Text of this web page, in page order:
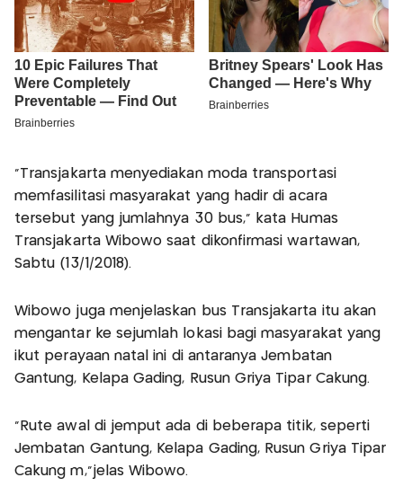
“Transjakarta menyediakan moda transportasi
memfasilitasi masyarakat yang hadir di acara
tersebut yang jumlahnya 30 bus,” kata Humas
Transjakarta Wibowo saat dikonfirmasi wartawan,
Sabtu (13/1/2018).
Wibowo juga menjelaskan bus Transjakarta itu akan
mengantar ke sejumlah lokasi bagi masyarakat yang
ikut perayaan natal ini di antaranya Jembatan
Gantung, Kelapa Gading, Rusun Griya Tipar Cakung.
“Rute awal di jemput ada di beberapa titik, seperti
Jembatan Gantung, Kelapa Gading, Rusun Griya Tipar
Cakung m,”jelas Wibowo.